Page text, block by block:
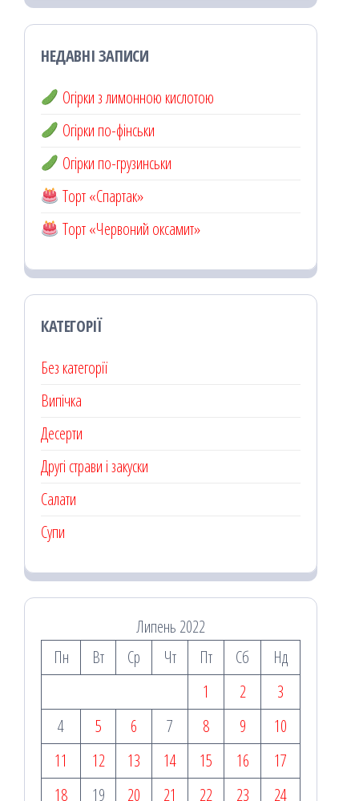
НЕДАВНІ ЗАПИСИ
Огірки з лимонною кислотою
Огірки по-фінськи
Огірки по-грузинськи
Торт «Спартак»
Торт «Червоний оксамит»
КАТЕГОРІЇ
Без категорії
Випічка
Десерти
Другі страви і закуски
Салати
Супи
Липень 2022
Пн
Вт Ср Чт Пт Сб
Нд
1
2
3
4
5 6 7 8 9
10
11
12 13 14 15 16
17
18
19 20 21 22 23 24